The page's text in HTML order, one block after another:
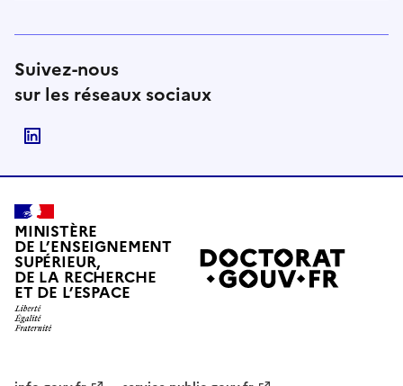
Suivez-nous
sur les réseaux sociaux
MINISTÈRE
DE L’ENSEIGNEMENT
SUPÉRIEUR,
DE LA RECHERCHE
ET DE L’ESPACE